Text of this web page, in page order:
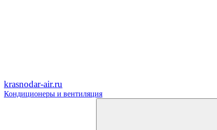
krasnodar-air.ru
Кондиционеры и вентиляция